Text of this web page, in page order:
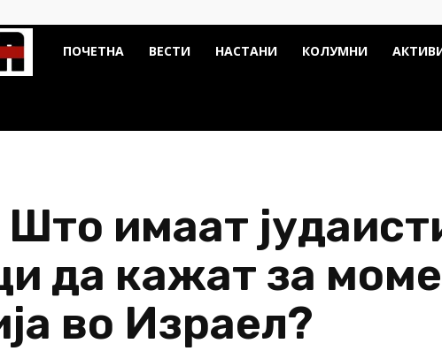
ДСП
ПОЧЕТНА ВЕСТИ НАСТАНИ КОЛУМНИ
имаат
да кажат за
во Израел?